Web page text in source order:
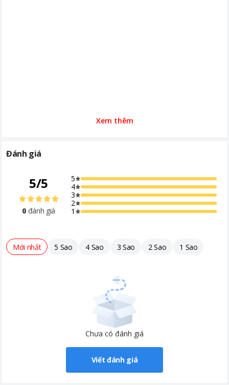
Xem thêm
Đánh giá
5/5
0 đánh giá
5
4
3
2
1
Mới nhất 5 Sao 4 Sao 3 Sao 2 Sao 1 Sao
Chưa có đánh giá
Viết đánh giá